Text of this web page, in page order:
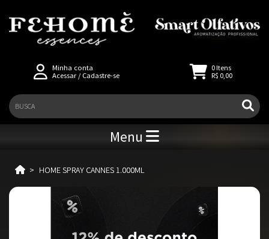
Minha conta
Acessar/ Cadastre-se
0Itens
R$ 0,00
Menu
HOME SPRAY CANNES 1.000ML